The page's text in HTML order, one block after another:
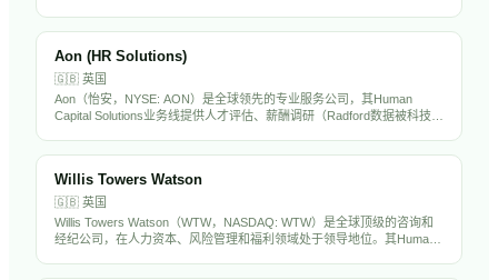
Aon (HR Solutions)
🇬🇧 英国
Aon（怡安，NYSE: AON）是全球领先的专业服务公司，其Human
Capital Solutions业务线提供人才评估、薪酬调研（Radford数据被科技行
Willis Towers Watson
🇬🇧 英国
Willis Towers Watson（WTW，NASDAQ: WTW）是全球顶级的咨询和
经纪公司，在人力资本、风险管理和福利领域处于领导地位。其Human